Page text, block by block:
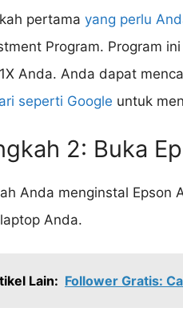
pertama yang perlu
Program. Program
Anda. Anda dapat
seperti Google untuk
2: Buka
Anda menginstal Epson
Anda.
Lain: Follower Gratis: